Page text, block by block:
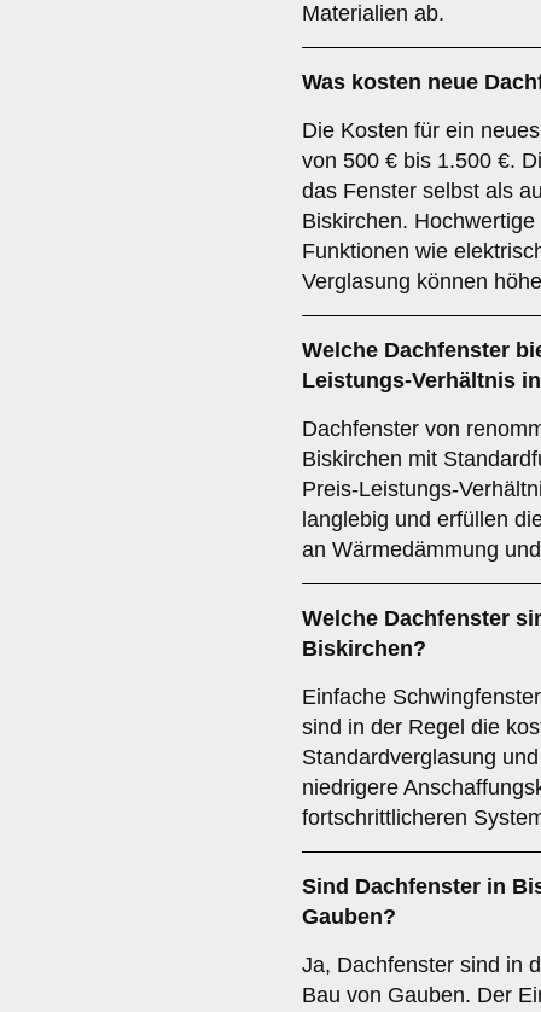
Materialien ab.
Was kosten neue
Die Kosten für ein
von 500 € bis 1.500 €.
das Fenster selbst als
Biskirchen.
Funktionen wie
Verglasung können
Welche Dachfenster
Leistungs-Verhältnis
Dachfenster von
Biskirchen mit
Preis-Leistungs-
langlebig und erfüllen
an Wärmedämmung
Welche Dachfenster
Biskirchen?
Einfache
sind in der Regel die
Standardverglasung
niedrigere
fortschrittlicheren
Sind Dachfenster in
Gauben?
Ja, Dachfenster sind in
Bau von Gauben. Der